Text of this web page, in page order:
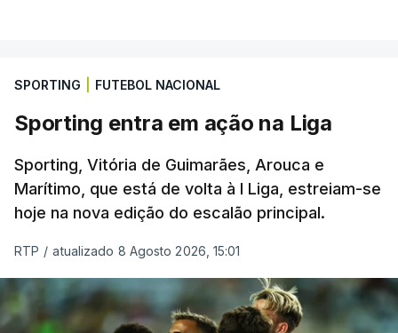
SPORTING FUTEBOL NACIONAL
Sporting entra em ação na Liga
Sporting, Vitória de Guimarães, Arouca e
Marítimo, que está de volta à I Liga, estreiam-se
hoje na nova edição do escalão principal.
RTP / atualizado 8 Agosto 2026, 15:01